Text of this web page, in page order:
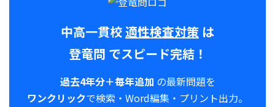
中高一貫校適性検査対策 は
登竜問 でスピード完結！
過去4年分＋毎年追加 の最新問題を
ワンクリックで検索・Word編集・プリント出力。